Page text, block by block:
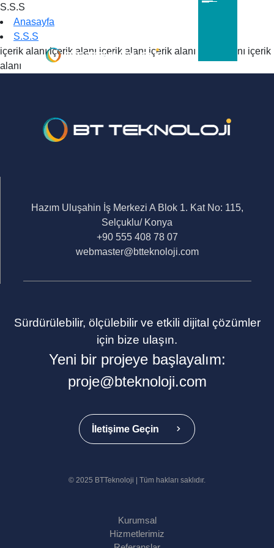
S.S.S
Anasayfa
S.S.S
içerik alanı içerik alanı içerik alanı içerik alanı içerik alanı içerik
alanı
Hazım Uluşahin İş Merkezi A Blok 1. Kat No: 115,
Selçuklu/ Konya
+90 555 408 78 07
webmaster@btteknoloji.com
Sürdürülebilir, ölçülebilir ve etkili dijital çözümler
için bize ulaşın.
Yeni bir projeye başlayalım:
proje@bteknoloji.com
İletişime Geçin
© 2025 BTTeknoloji | Tüm hakları saklıdır.
Kurumsal
Hizmetlerimiz